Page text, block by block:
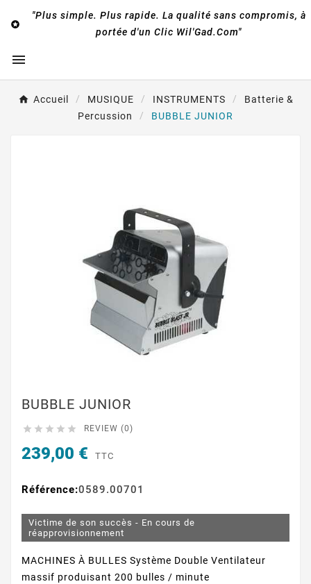

"Plus simple. Plus rapide. La qualité sans compromis, à
portée d'un Clic Wil'Gad.Com"

Accueil MUSIQUE INSTRUMENTS
Batterie &
Percussion
BUBBLE JUNIOR
BUBBLE JUNIOR
     REVIEW (0)
239,00 € TTC
Référence:0589.00701
Victime de son succès - En cours de
réapprovisionnement
MACHINES À BULLES Système Double Ventilateur
massif produisant 200 bulles / minute